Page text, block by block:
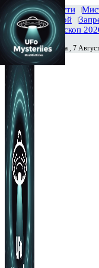
Главная Новости
Тайны вселенной
История
Гороскоп
Сегодня Пятница , 7